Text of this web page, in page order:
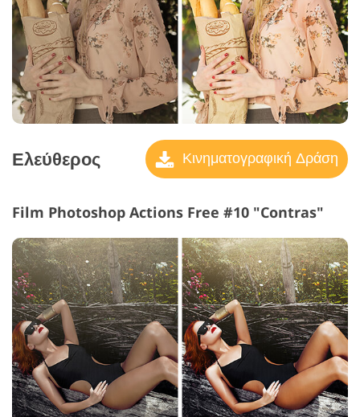
Ελεύθερος Κινηματογραφική Δράση
Film Photoshop Actions Free #10 "Contras"